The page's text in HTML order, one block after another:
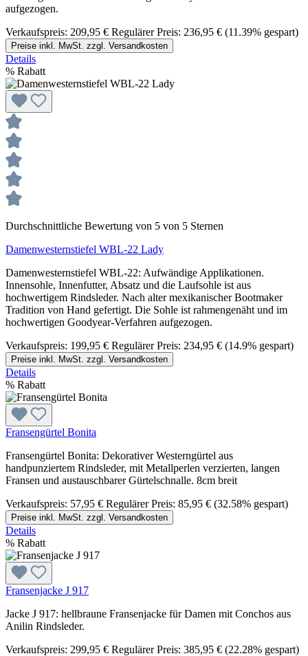
aufgezogen.
Verkaufspreis: 209,95 € Regulärer Preis: 236,95 € (11.39% gespart)
Preise inkl. MwSt. zzgl. Versandkosten
Details
% Rabatt
Durchschnittliche Bewertung von 5 von 5 Sternen
Damenwesternstiefel WBL-22 Lady
Damenwesternstiefel WBL-22: Aufwändige Applikationen.
Innensohle, Innenfutter, Absatz und die Laufsohle ist aus
hochwertigem Rindsleder. Nach alter mexikanischer Bootmaker
Tradition von Hand gefertigt. Die Sohle ist rahmengenäht und im
hochwertigen Goodyear-Verfahren aufgezogen.
Verkaufspreis: 199,95 € Regulärer Preis: 234,95 € (14.9% gespart)
Preise inkl. MwSt. zzgl. Versandkosten
Details
% Rabatt
Fransengürtel Bonita
Fransengürtel Bonita: Dekorativer Westerngürtel aus
handpunziertem Rindsleder, mit Metallperlen verzierten, langen
Fransen und austauschbarer Gürtelschnalle. 8cm breit
Verkaufspreis: 57,95 € Regulärer Preis: 85,95 € (32.58% gespart)
Preise inkl. MwSt. zzgl. Versandkosten
Details
% Rabatt
Fransenjacke J 917
Jacke J 917: hellbraune Fransenjacke für Damen mit Conchos aus
Anilin Rindsleder.
Verkaufspreis: 299,95 € Regulärer Preis: 385,95 € (22.28% gespart)